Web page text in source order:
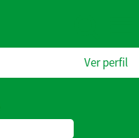
Ver perfil